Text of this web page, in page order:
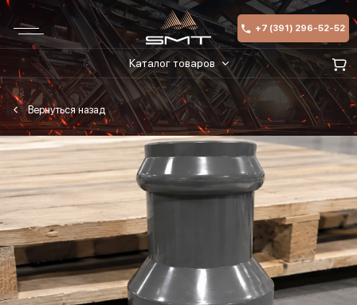
+7 (391) 296-52-52
Каталог товаров